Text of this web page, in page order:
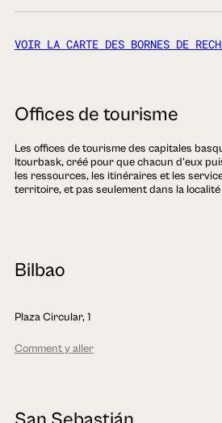
VOIR LA CARTE DES BORNES DE
Offices de tourisme
Les offices de tourisme des capitales
Itourbask, créé pour que chacun d'eux
les ressources, les itinéraires et les
territoire, et pas seulement dans la
Bilbao
Plaza Circular, 1
Comment y aller